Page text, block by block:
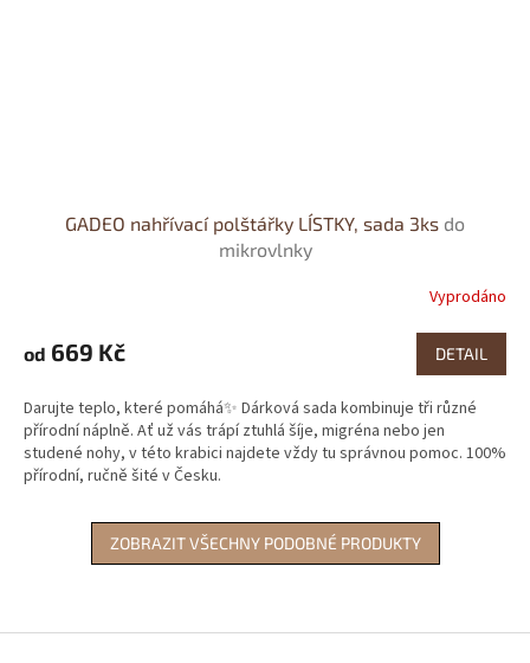
GADEO nahřívací polštářky LÍSTKY, sada 3ks do
mikrovlnky
Vyprodáno
od 669 Kč DETAIL
Darujte teplo, které pomáhá✨ Dárková sada kombinuje tři různé
přírodní náplně. Ať už vás trápí ztuhlá šíje, migréna nebo jen
studené nohy, v této krabici najdete vždy tu správnou pomoc. 100%
přírodní, ručně šité v Česku.
ZOBRAZIT VŠECHNY PODOBNÉ PRODUKTY